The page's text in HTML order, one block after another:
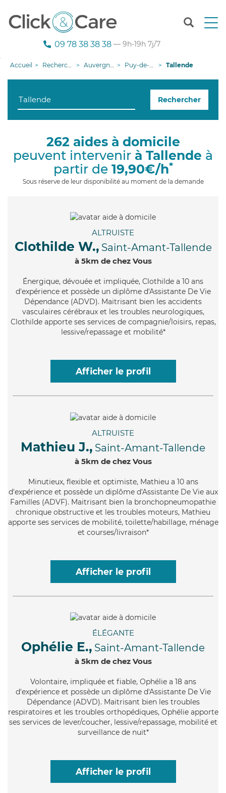
T
n
g
i
09 78 38 38 38 — 9h-19h 7j/7
Accueil Recherche aide à domicile Auvergne-Rhône-Alpes Puy-de-Dôme Tallende
Rechercher
262 aides à domicile
peuvent intervenir à Tallende à
partir de 19,90€/h*
Sous réserve de leur disponibilité au moment de la demande
ALTRUISTE
Clothilde W., Saint-Amant-Tallende
à 5km de chez Vous
Énergique, dévouée et impliquée, Clothilde a 10 ans
d'expérience et possède un diplôme d'Assistante De Vie
Dépendance (ADVD). Maitrisant bien les accidents
vasculaires cérébraux et les troubles neurologiques,
Clothilde apporte ses services de compagnie/loisirs, repas,
lessive/repassage et mobilité*
Afficher le profil
ALTRUISTE
Mathieu J., Saint-Amant-Tallende
à 5km de chez Vous
Minutieux, flexible et optimiste, Mathieu a 10 ans
d'expérience et possède un diplôme d'Assistante De Vie aux
Familles (ADVF). Maitrisant bien la bronchopneumopathie
chronique obstructive et les troubles moteurs, Mathieu
apporte ses services de mobilité, toilette/habillage, ménage
et courses/livraison*
Afficher le profil
ÉLÉGANTE
Ophélie E., Saint-Amant-Tallende
à 5km de chez Vous
Volontaire, impliquée et fiable, Ophélie a 18 ans
d'expérience et possède un diplôme d'Assistante De Vie
Dépendance (ADVD). Maitrisant bien les troubles
respiratoires et les troubles orthopédiques, Ophélie apporte
ses services de lever/coucher, lessive/repassage, mobilité et
surveillance de nuit*
Afficher le profil